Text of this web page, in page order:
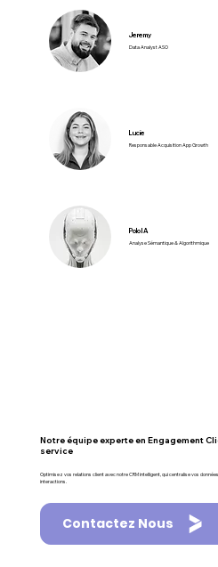
Notre équipe experte en Engagement
service
Optimisez vos relations client avec notre CRM intelligent, qui centralise vos
interactions.
Contactez Nous
Jeremy
Data Analyst ASO
Lucie
Responsable Acquisition App Growth
Polo IA
Analyse Sémantique & Algorithmique